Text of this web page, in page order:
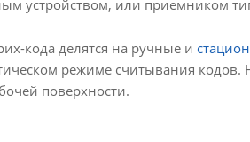
устройством, или приемником
кода делятся на ручные и
режиме считывания
поверхности.